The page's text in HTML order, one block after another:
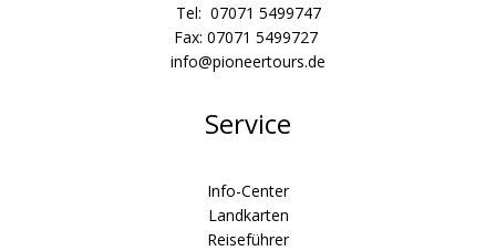
Tel: 07071 5499747
Fax: 07071 5499727
info@pioneertours.de
Service
Info-Center
Landkarten
Reiseführer